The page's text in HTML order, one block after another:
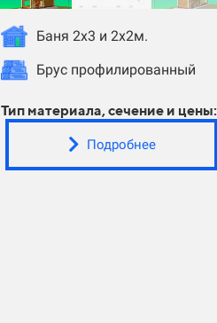
Баня 2х3 и 2х2м.
Брус профилированный
Тип материала, сечение и цены:
Подробнее